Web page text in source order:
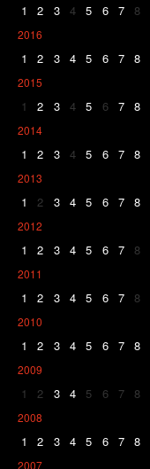
1 2 3 4 5 6 7 8
2016
1 2 3 4 5 6 7 8
2015
1 2 3 4 5 6 7 8
2014
1 2 3 4 5 6 7 8
2013
1 2 3 4 5 6 7 8
2012
1 2 3 4 5 6 7 8
2011
1 2 3 4 5 6 7 8
2010
1 2 3 4 5 6 7 8
2009
1 2 3 4 5 6 7 8
2008
1 2 3 4 5 6 7 8
2007